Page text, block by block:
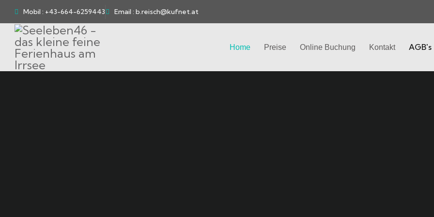
Mobil : +43-664-6259443 Email : b.reisch@kufnet.at
Home Preise Online Buchung Kontakt AGB's